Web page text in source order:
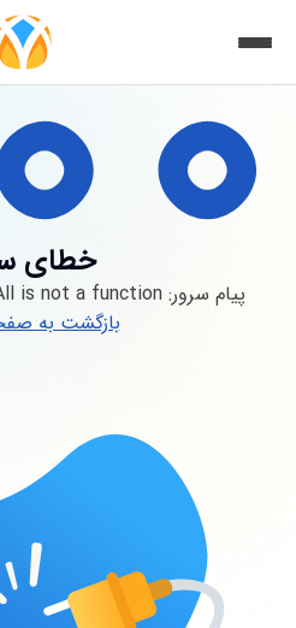
خطای
پیام سرور: is not a function
بازگشت به